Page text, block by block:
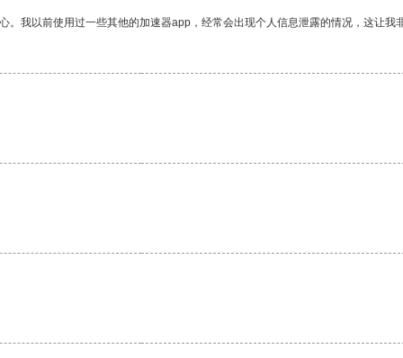
我以前使用过一些其他的加速器app，经常会出现个人信息泄露的情况，这让我